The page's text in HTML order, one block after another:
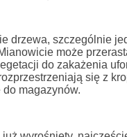
drzewa, szczególnie
może
do zakażenia
się z
magazynów.